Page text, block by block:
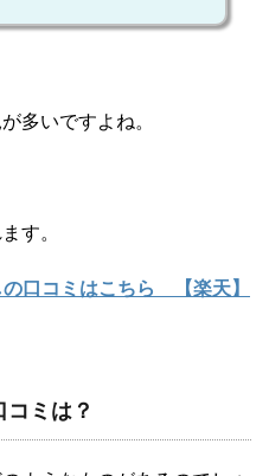
多いですよね。
す。
の口コミはこちら 【楽天】
ミは？